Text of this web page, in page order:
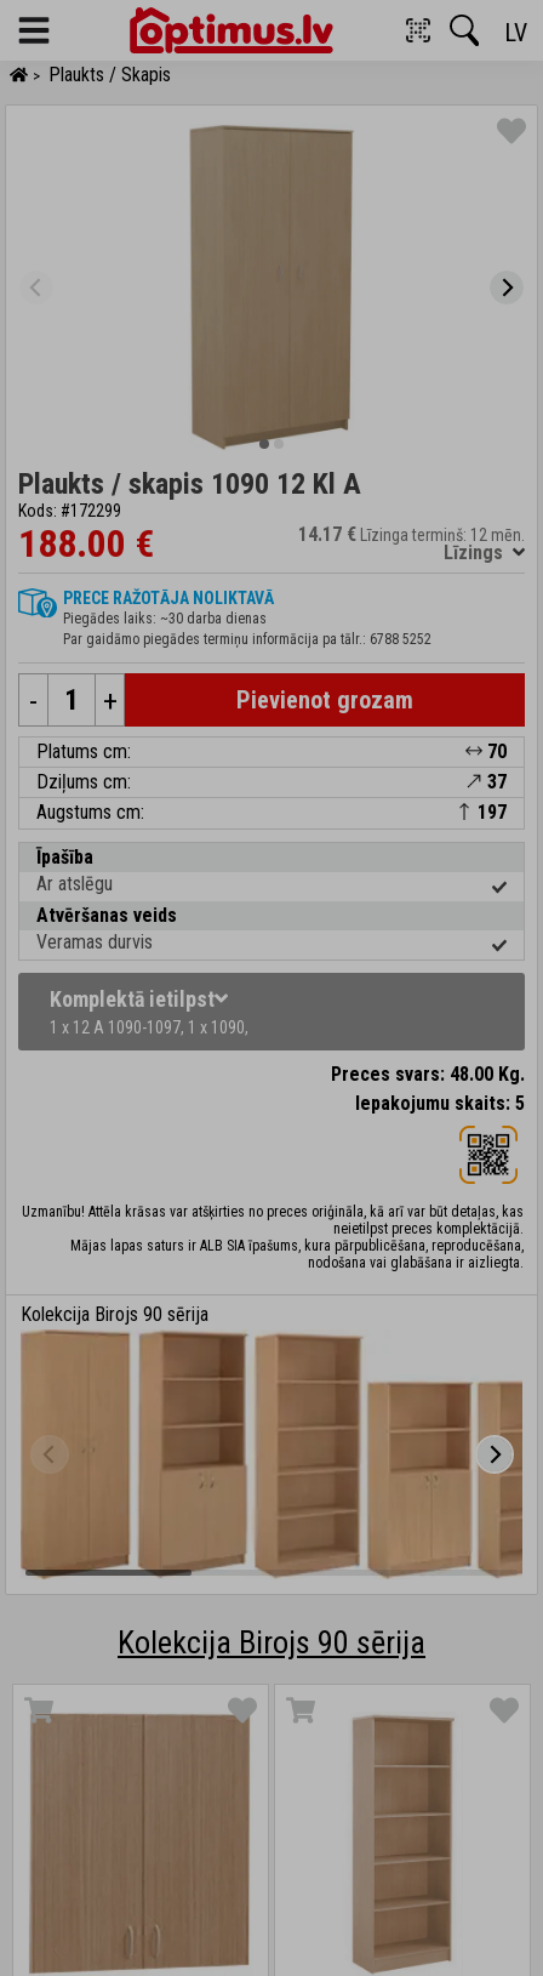
Menu LV
> Plaukts / Skapis
Plaukts / skapis 1090 12 Kl A
Kods: #172299
188.00 € 14.17 € Līzinga termiņš: 12 mēn.
Līzings
PRECE RAŽOTĀJA NOLIKTAVĀ
Piegādes laiks: ~30 darba dienas
Par gaidāmo piegādes termiņu informācija pa tālr.: 6788 5252
- + Pievienot grozam
Platums cm:
70
Dziļums cm:
37
Augstums cm:
197
Īpašība
Ar atslēgu
Atvēršanas veids
Veramas durvis
Komplektā ietilpst
1 x 12 A 1090-1097, 1 x 1090,
Preces svars: 48.00 Kg.
Iepakojumu skaits: 5
Uzmanību! Attēla krāsas var atšķirties no preces oriģināla, kā arī var būt detaļas, kas
neietilpst preces komplektācijā.
Mājas lapas saturs ir ALB SIA īpašums, kura pārpublicēšana, reproducēšana,
nodošana vai glabāšana ir aizliegta.
Kolekcija Birojs 90 sērija
Kolekcija Birojs 90 sērija